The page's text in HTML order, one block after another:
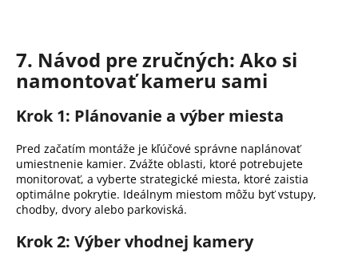
7. Návod pre zručných: Ako si
namontovať kameru sami
Krok 1: Plánovanie a výber miesta
Pred začatím montáže je kľúčové správne naplánovať
umiestnenie kamier. Zvážte oblasti, ktoré potrebujete
monitorovať, a vyberte strategické miesta, ktoré zaistia
optimálne pokrytie. Ideálnym miestom môžu byť vstupy,
chodby, dvory alebo parkoviská.
Krok 2: Výber vhodnej kamery